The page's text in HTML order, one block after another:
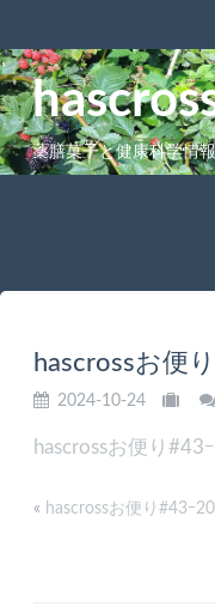
薬膳菓子と健康科学情
hascrossお便
2024-10-24
hascrossお便り#43
« hascrossお便り#43ｰ